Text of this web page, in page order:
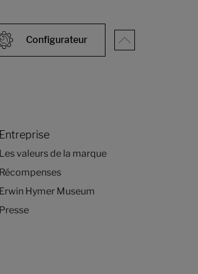
Configurateur
Entreprise
Les valeurs de la marque
Récompenses
Erwin Hymer Museum
Presse